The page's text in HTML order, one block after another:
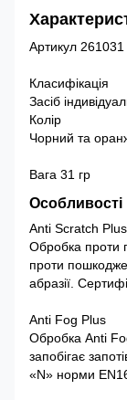
Артикул 261031
Класифікація
Засіб
Колір
Чорний та
Вага 31 гр
Особливості
Anti Scratch Plus
Обробка проти
проти
абразії.
Anti Fog Plus
Обробка Anti
запобігає
«N» норми